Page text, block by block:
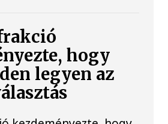
hogy
legyen az